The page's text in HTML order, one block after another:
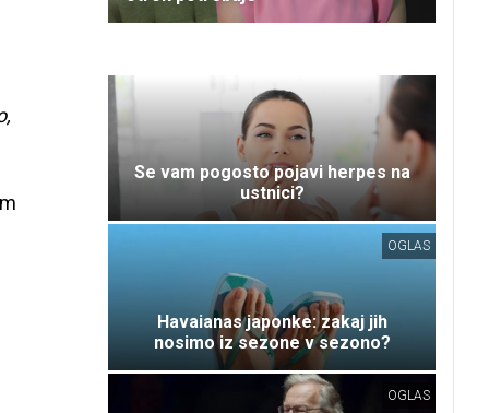
Se vam pogosto pojavi herpes na
ustnici?
OGLAS
Havaianas japonke: zakaj jih
nosimo iz sezone v sezono?
OGLAS